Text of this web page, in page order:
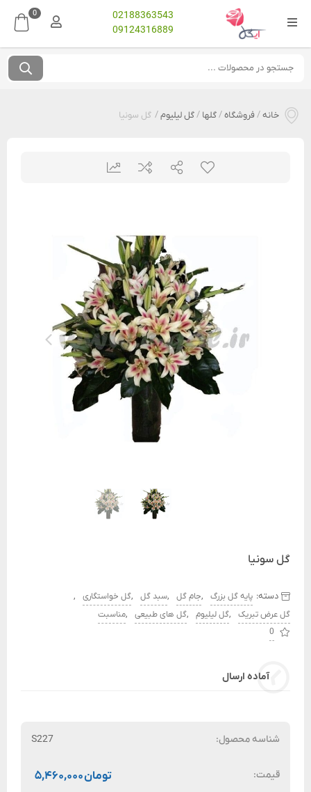
02188363543
09124316889
0
خانه/فروشگاه/گلها /گل لیلیوم/ گل سونیا
گل سونیا
دسته: پایه گل بزرگ ,جام گل ,سبد گل ,گل خواستگاری ,
گل عرض تبریک ,گل لیلیوم ,گل های طبیعی ,مناسبت
0
آماده ارسال
شناسه محصول: S227
قیمت: ۵,۴۶۰,۰۰۰تومان